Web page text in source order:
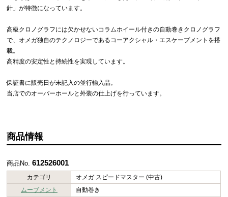
針」が特徴になっています。
高級クロノグラフには欠かせないコラムホイール付きの自動巻きクロノグラフ
で、オメガ独自のテクノロジーであるコーアクシャル・エスケープメントを搭
載。
高精度の安定性と持続性を実現しています。
保証書に販売日が未記入の並行輸入品。
当店でのオーバーホールと外装の仕上げを行っています。
商品情報
商品No.612526001
カテゴリ
オメガ スピードマスター (中古)
ムーブメント
自動巻き